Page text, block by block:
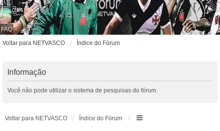
FAQ
Voltar para NETVASCO
Índice do Fórum
Informação
Você não pode utilizar o sistema de pesquisas do fórum.
Voltar para NETVASCO Índice do Fórum